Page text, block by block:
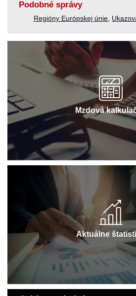
Podobné správy
Regióny Európskej únie
Mzdová
Aktuálne